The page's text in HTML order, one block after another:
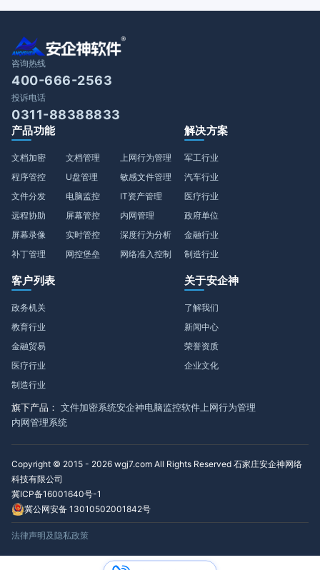
咨询热线
400-666-2563
投诉电话
0311-88388833
产品功能
文档加密
程序管控
文件分发
远程协助
屏幕录像
补丁管理
文档管理
U盘管理
电脑监控
屏幕管控
实时管控
网控堡垒
上网行为管理
敏感文件管理
IT资产管理
内网管理
深度行为分析
网络准入控制
解决方案
军工行业
汽车行业
医疗行业
政府单位
金融行业
制造行业
客户列表
政务机关
教育行业
金融贸易
医疗行业
制造行业
关于安企神
了解我们
新闻中心
荣誉资质
企业文化
旗下产品： 文件加密系统安企神电脑监控软件上网行为管理
内网管理系统
Copyright © 2015 - 2026 wgj7.com All Rights Reserved 石家庄安企神网络
科技有限公司
冀ICP备16001640号-1
冀公网安备 13010502001842号
法律声明及隐私政策